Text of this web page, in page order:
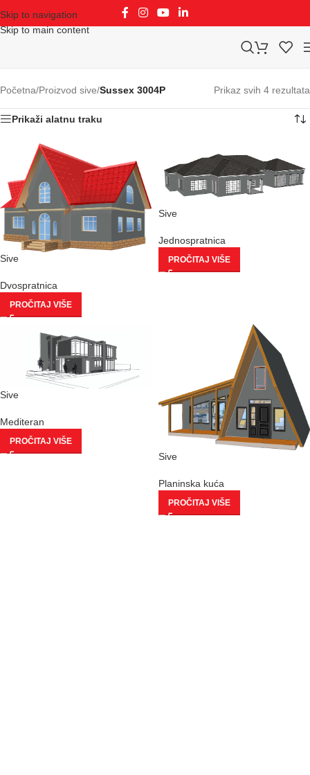
Skip to navigation
Skip to main content
Početna/Proizvod sive/Sussex 3004P Prikaz svih 4 rezultata
Prikaži alatnu traku
Sive
Dvospratnica
PROČITAJ VIŠE
Sive
Jednospratnica
PROČITAJ VIŠE
Sive
Mediteran
PROČITAJ VIŠE
Sive
Planinska kuća
PROČITAJ VIŠE